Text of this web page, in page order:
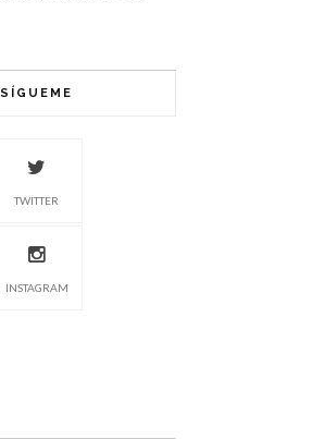
SÍGUEME
TWITTER
INSTAGRAM